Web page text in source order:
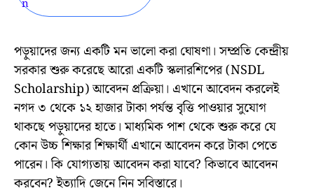
পড়ুয়াদের জন্য একটি মন ভালো করা ঘোষণা। সম্প্রতি কেন্দ্রীয়
সরকার শুরু করেছে আরো একটি স্কলারশিপের (NSDL
Scholarship) আবেদন প্রক্রিয়া। এখানে আবেদন করলেই
নগদ ৩ থেকে ১২ হাজার টাকা পর্যন্ত বৃত্তি পাওয়ার সুযোগ
থাকছে পড়ুয়াদের হাতে। মাধ্যমিক পাশ থেকে শুরু করে যে
কোন উচ্চ শিক্ষার শিক্ষার্থী এখানে আবেদন করে টাকা পেতে
পারেন। কি যোগ্যতায় আবেদন করা যাবে? কিভাবে আবেদন
করবেন? ইত্যাদি জেনে নিন সবিস্তারে।